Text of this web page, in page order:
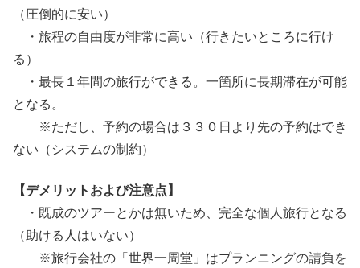
（圧倒的に安い）
・旅程の自由度が非常に高い（行きたいところに行け
る）
・最長１年間の旅行ができる。一箇所に長期滞在が可能
となる。
※ただし、予約の場合は３３０日より先の予約はでき
ない（システムの制約）
【デメリットおよび注意点】
・既成のツアーとかは無いため、完全な個人旅行となる
（助ける人はいない）
※旅行会社の「世界一周堂」はプランニングの請負を